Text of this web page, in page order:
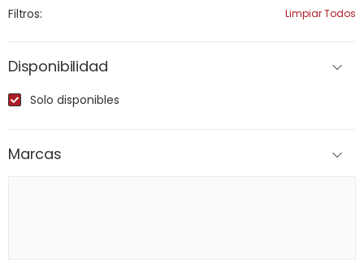
Filtros: Limpiar Todos
Disponibilidad
Solo disponibles
Marcas